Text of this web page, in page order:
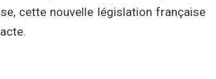
cette nouvelle législation française